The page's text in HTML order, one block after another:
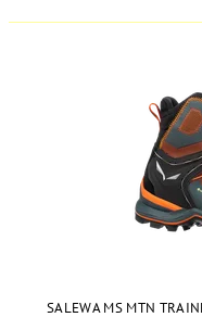
SALEWA MS MTN